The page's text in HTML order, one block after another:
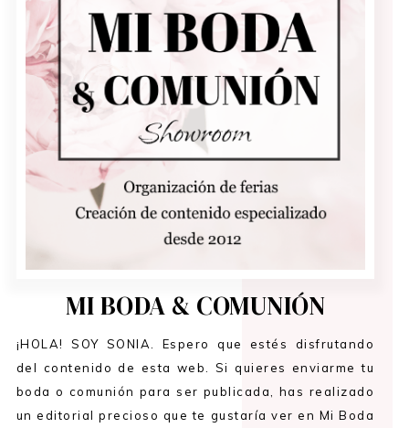
MI BODA & COMUNIÓN
¡HOLA! SOY SONIA. Espero que estés disfrutando
del contenido de esta web. Si quieres enviarme tu
boda o comunión para ser publicada, has realizado
un editorial precioso que te gustaría ver en Mi Boda